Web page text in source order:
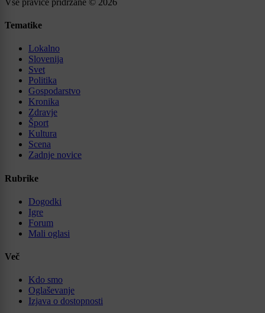
Tematike
Lokalno
Slovenija
Svet
Politika
Gospodarstvo
Kronika
Zdravje
Šport
Kultura
Scena
Zadnje novice
Rubrike
Dogodki
Igre
Forum
Mali oglasi
Več
Kdo smo
Oglaševanje
Izjava o dostopnosti